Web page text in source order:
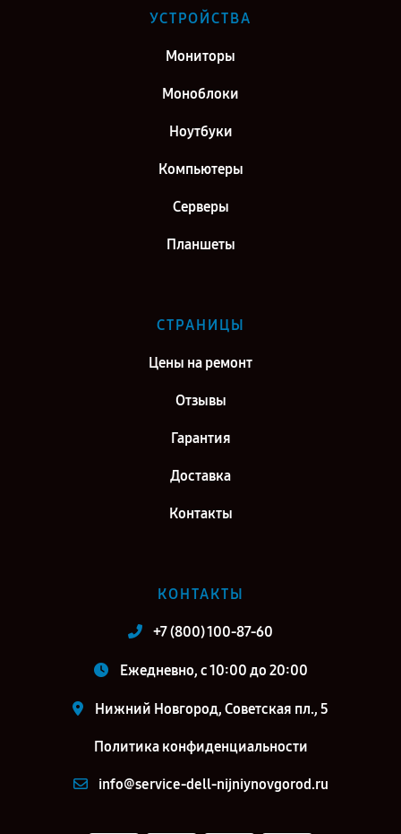
УСТРОЙСТВА
Мониторы
Моноблоки
Ноутбуки
Компьютеры
Серверы
Планшеты
СТРАНИЦЫ
Цены на ремонт
Отзывы
Гарантия
Доставка
Контакты
КОНТАКТЫ
+7 (800) 100-87-60
Ежедневно, с 10:00 до 20:00
Нижний Новгород, Советская пл., 5
Политика конфиденциальности
info@service-dell-nijniynovgorod.ru